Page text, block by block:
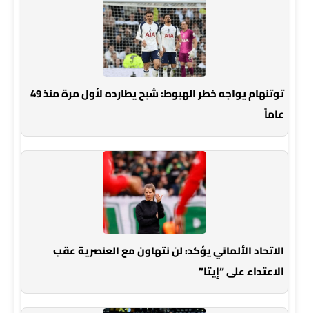
توتنهام يواجه خطر الهبوط: شبح يطارده لأول مرة منذ 49
عاماً
الاتحاد الألماني يؤكد: لن نتهاون مع العنصرية عقب
الاعتداء على “إيتا”